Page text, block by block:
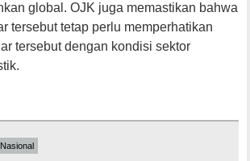
global. OJK juga memastikan bahwa
tersebut tetap perlu memperhatikan
tersebut dengan kondisi sektor
Nasional